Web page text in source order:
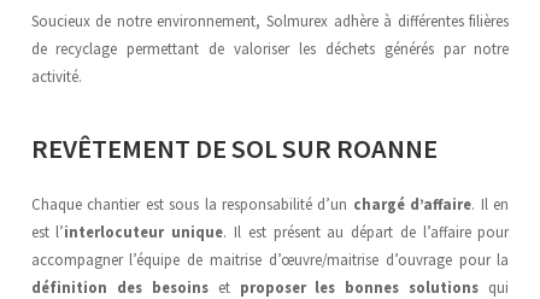
Soucieux de notre environnement, Solmurex adhère à différentes filières
de recyclage permettant de valoriser les déchets générés par notre
activité.
REVÊTEMENT DE SOL SUR ROANNE
Chaque chantier est sous la responsabilité d’un chargé d’affaire. Il en
est l’interlocuteur unique. Il est présent au départ de l’affaire pour
accompagner l’équipe de maitrise d’œuvre/maitrise d’ouvrage pour la
définition des besoinset proposer les bonnes solutions qui